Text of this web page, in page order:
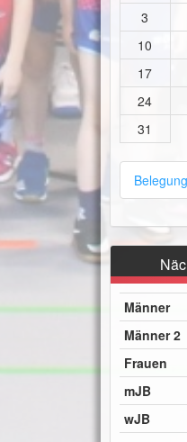
3
10
17
24
31
Männer
Männer 2
Frauen
mJB
wJB